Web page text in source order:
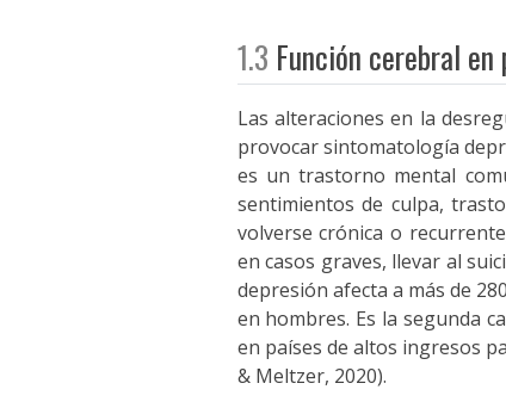
1.3 Función cerebral
Las alteraciones en la
provocar sintomatología
es un trastorno mental
sentimientos de culpa,
volverse crónica o
en casos graves, llevar al
depresión afecta a más de
en hombres. Es la segunda
en países de altos ingresos
& Meltzer, 2020).